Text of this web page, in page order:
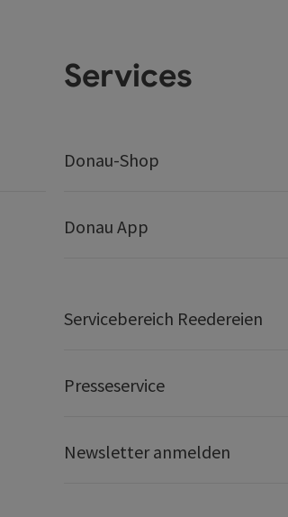
Services
Donau-Shop
Donau App
Servicebereich Reedereien
Presseservice
Newsletter anmelden